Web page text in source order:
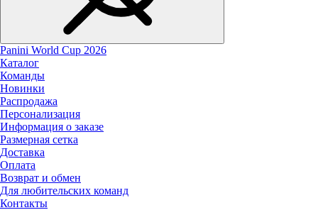
Panini World Cup 2026
Каталог
Команды
Новинки
Распродажа
Персонализация
Информация о заказе
Размерная сетка
Доставка
Оплата
Возврат и обмен
Для любительских команд
Контакты